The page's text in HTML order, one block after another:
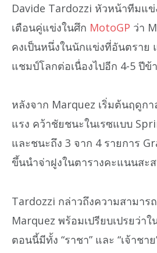
Davide Tardozzi หัวหน้าทีมแข่
เตือนคู่แข่งในศึก MotoGP ว่า
คงเป็นหนึ่งในนักแข่งที่อันตราย
แชมป์โลกต่อเนื่องไปอีก 4-5 ปีข้
หลังจาก Marquez เริ่มต้นฤดูก
แรง คว้าชัยชนะในเรซแบบ
และชนะถึง 3 จาก 4 รายการ
ขึ้นนำจ่าฝูงในตารางคะแนนส
Tardozzi กล่าวถึงความสามาร
Marquez พร้อมเปรียบเปรยว่า
ตอนนี้มีทั้ง “ราชา” และ “เจ้าชา